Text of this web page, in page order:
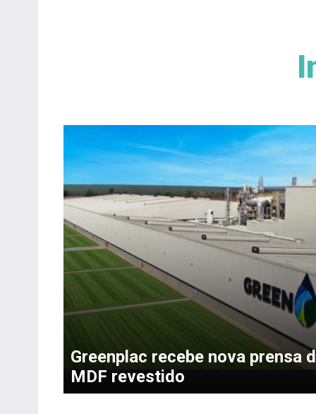
Greenplac recebe nova prensa
MDF revestido